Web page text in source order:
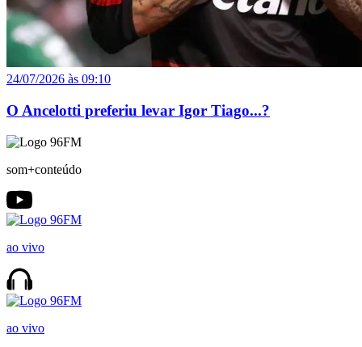
24/07/2026 às 09:10
O Ancelotti preferiu levar Igor Tiago...?
som+conteúdo
ao vivo
ao vivo